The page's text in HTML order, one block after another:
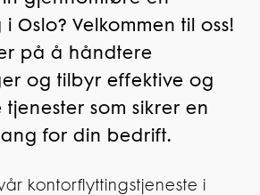
Oslo? Velkommen til oss!
på å håndtere
og tilbyr effektive og
som sikrer en
for din bedrift.
kontorflyttingstjeneste i